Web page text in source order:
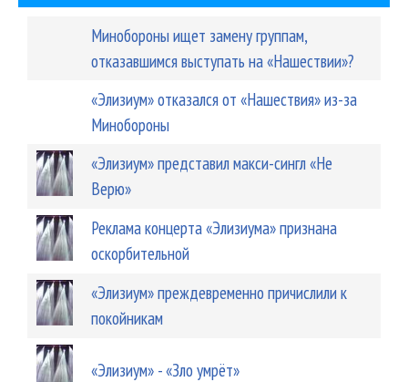
Минобороны ищет замену группам,
отказавшимся выступать на «Нашествии»?
«Элизиум» отказался от «Нашествия» из-за
Минобороны
«Элизиум» представил макси-сингл «Не
Верю»
Реклама концерта «Элизиума» признана
оскорбительной
«Элизиум» преждевременно причислили к
покойникам
«Элизиум» - «Зло умрёт»